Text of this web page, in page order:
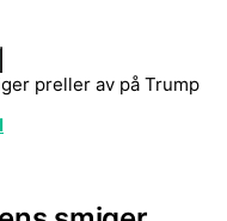
preller av på Trump